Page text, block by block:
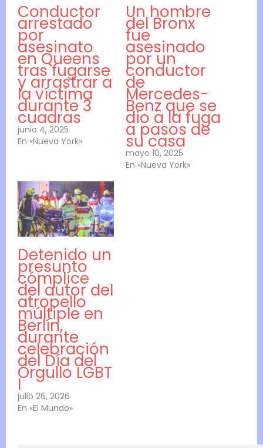
Conductor
arrestado
por
asesinato
en Queens
tras fugarse
y arrastrar a
la víctima
durante 3
cuadras
junio 4, 2025
En «Nueva York»
Un hombre
del Bronx
fue
asesinado
por un
conductor
de
Mercedes-
Benz que se
dio a la fuga
a pasos de
su casa
mayo 10, 2025
En «Nueva York»
Detenido un
presunto
cómplice
del autor del
atropello
múltiple en
Berlín,
durante
celebración
del Día del
Orgullo LGBT
I
julio 26, 2026
En «El Mundo»